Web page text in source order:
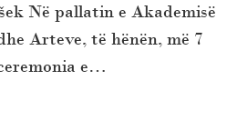
Në pallatin e Akademisë
Arteve, të hënën, më 7
e…